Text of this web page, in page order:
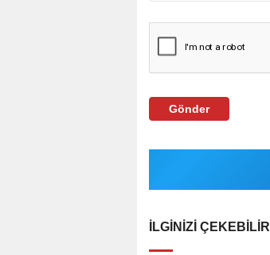
Gönder
İLGINIZI ÇEKEBILIR